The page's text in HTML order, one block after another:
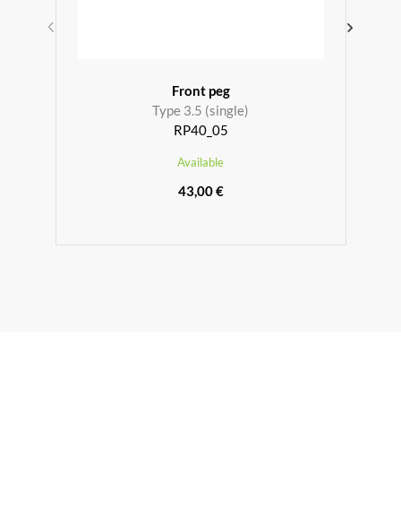
Front peg
Type 3.5 (single)
RP40_05
Available
43,00 €